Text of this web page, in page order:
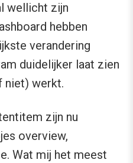
wellicht zijn
hebben
verandering
duidelijker laat zien
niet) werkt.
zijn nu
overview,
Wat mij het meest